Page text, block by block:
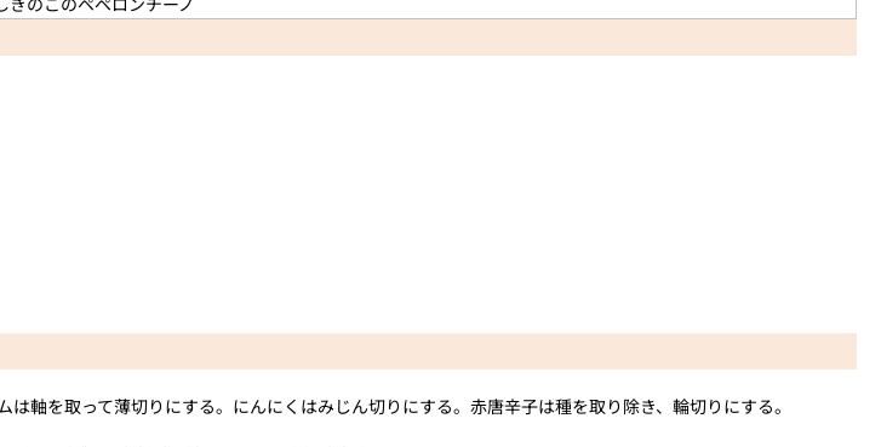
軸を取って薄切りにする。にんにくはみじん切りにする。赤唐辛子は種を取り除き、輪切りにする。